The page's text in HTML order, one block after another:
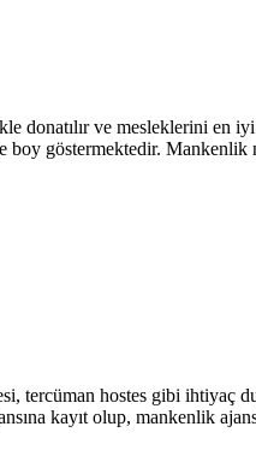
donatılır ve mesleklerini en
boy göstermektedir.
tercüman hostes gibi ihtiyaç
kayıt olup, mankenlik